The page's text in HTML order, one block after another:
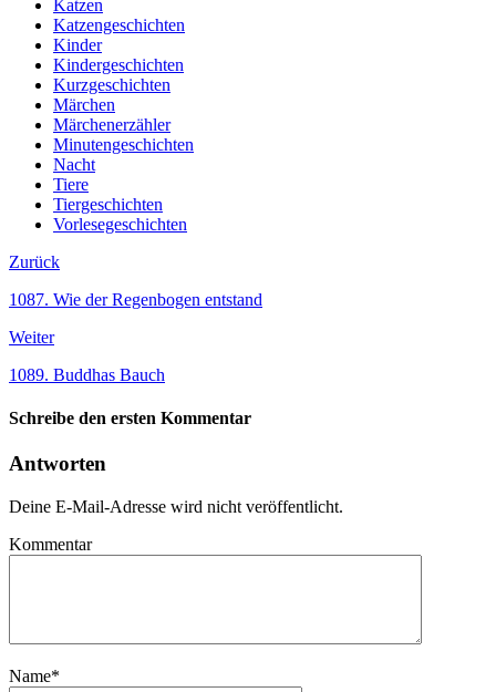
Katzen
Katzengeschichten
Kinder
Kindergeschichten
Kurzgeschichten
Märchen
Märchenerzähler
Minutengeschichten
Nacht
Tiere
Tiergeschichten
Vorlesegeschichten
Zurück
1087. Wie der Regenbogen entstand
Weiter
1089. Buddhas Bauch
Schreibe den ersten Kommentar
Antworten
Deine E-Mail-Adresse wird nicht veröffentlicht.
Kommentar
Name*